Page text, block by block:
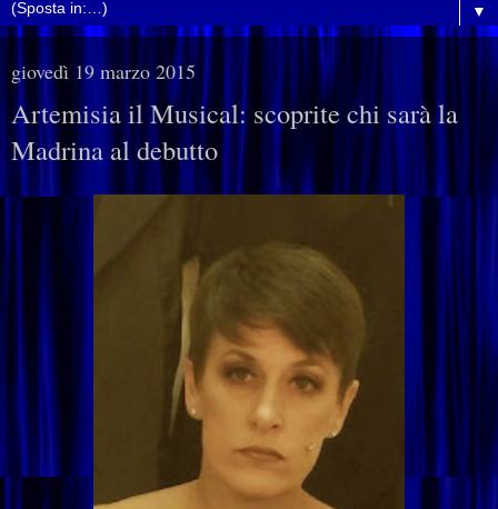
▼
giovedì 19 marzo 2015
Artemisia il Musical: scoprite chi sarà la
Madrina al debutto